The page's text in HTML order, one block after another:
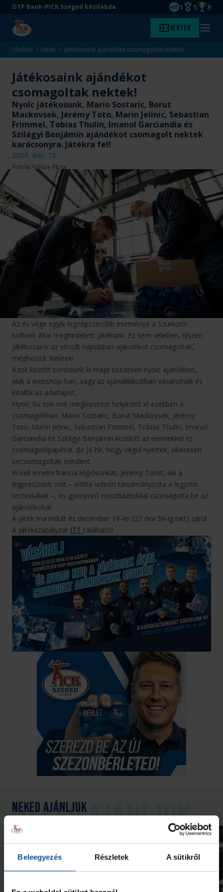
Beleegyezés Részletek A sütikről
Ugrás
tartalomra
Ugrás
aljára
OTP Bank-PICK Szeged kézilabda
EHF
1
Magyar
5 8
Kezdőlap Jegyek Menü
Főoldal Hírek Játékosaink ajándékot csomagoltak nektek!
Játékosaink ajándékot
csomagoltak nektek!
Nyolc játékosunk, Mario Sostaric, Borut
Mackovsek, Jérémy Toto, Marin Jelinic, Sebastian
Frimmel, Tobias Thulin, Imanol Garciandia és
Szilágyi Benjámin ajándékot csomagolt nektek
karácsonyra. Játékra fel!
2024. dec. 13.
Fotók:Sólya Eliza
Az év vége egyik legnépszerűbb eseménye a Szurkolói
boltunk által meghirdetett játékunk. Ez sem véletlen, hiszen
játékosaink az elmúlt napokban ajándékot csomagoltak,
méghozzá: Nektek!
Azok között sorsolunk ki majd összesen nyolc ajándékot,
akik a webshop-ban, vagy az ajándékboltban vásárolnak és
kitöltik az adatlapot.
Nyolc fiú sok-sok meglepetést helyezett el ezekben a
csomagokban. Mario Sostaric, Borut Mackovsek, Jérémy
Toto, Marin Jelinic, Sebastian Frimmel, Tobias Thulin, Imanol
Garciandia és Szilágyi Benjámin küzdött az elemekkel és
csomagolópapírral, de jó hír, hogy végül nyertek, sikeresen
becsomagoltak mindent.
Ki kell emelni francia légiósunkat, Jérémy Totót, aki a
legprecízebb volt – előtte videón tanulmányozta a legjobb
technikákat –, és gyönyörű mozdulatokkal csomagolta be az
ajándékokat.
A játék ma indult és december 19-én (23 óra 59-ig tart) zárul.
A játékszabályzat ITT található!
Neked ajánljuk